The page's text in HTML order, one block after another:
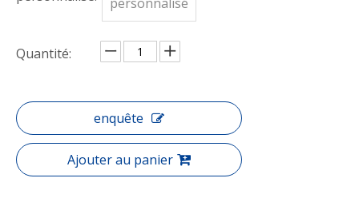
Quantité:
enquête
Ajouter au panier